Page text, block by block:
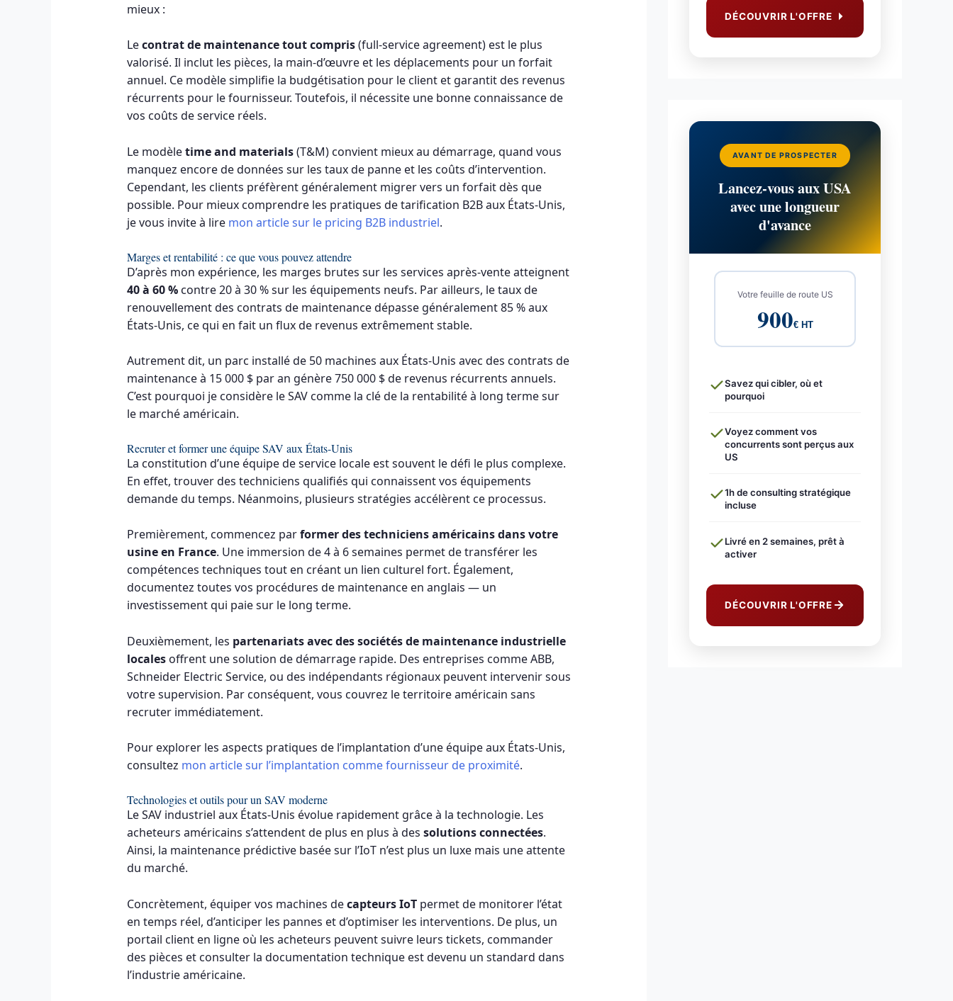
mieux :
Lecontrat de maintenance tout compris(full-service agreement) est le plus
valorisé. Il inclut les pièces, la main-d’œuvre et les déplacements pour un forfait
annuel. Ce modèle simplifie la budgétisation pour le client et garantit des revenus
récurrents pour le fournisseur. Toutefois, il nécessite une bonne connaissance de
vos coûts de service réels.
Le modèletime and materials(T&M) convient mieux au démarrage, quand vous
manquez encore de données sur les taux de panne et les coûts d’intervention.
Cependant, les clients préfèrent généralement migrer vers un forfait dès que
possible. Pour mieux comprendre les pratiques de tarification B2B aux États-Unis,
je vous invite à lire mon article sur le pricing B2B industriel.
Marges et rentabilité : ce que vous pouvez attendre
D’après mon expérience, les marges brutes sur les services après-vente atteignent
40 à 60 %contre 20 à 30 % sur les équipements neufs. Par ailleurs, le taux de
renouvellement des contrats de maintenance dépasse généralement 85 % aux
États-Unis, ce qui en fait un flux de revenus extrêmement stable.
Autrement dit, un parc installé de 50 machines aux États-Unis avec des contrats de
maintenance à 15 000 $ par an génère 750 000 $ de revenus récurrents annuels.
C’est pourquoi je considère le SAV comme la clé de la rentabilité à long terme sur
le marché américain.
Recruter et former une équipe SAV aux États-Unis
La constitution d’une équipe de service locale est souvent le défi le plus complexe.
En effet, trouver des techniciens qualifiés qui connaissent vos équipements
demande du temps. Néanmoins, plusieurs stratégies accélèrent ce processus.
Premièrement, commencez parformer des techniciens américains dans votre
usine en France. Une immersion de 4 à 6 semaines permet de transférer les
compétences techniques tout en créant un lien culturel fort. Également,
documentez toutes vos procédures de maintenance en anglais — un
investissement qui paie sur le long terme.
Deuxièmement, les partenariats avec des sociétés de maintenance industrielle
localesoffrent une solution de démarrage rapide. Des entreprises comme ABB,
Schneider Electric Service, ou des indépendants régionaux peuvent intervenir sous
votre supervision. Par conséquent, vous couvrez le territoire américain sans
recruter immédiatement.
Pour explorer les aspects pratiques de l’implantation d’une équipe aux États-Unis,
consultez mon article sur l’implantation comme fournisseur de proximité.
Technologies et outils pour un SAV moderne
Le SAV industriel aux États-Unis évolue rapidement grâce à la technologie. Les
acheteurs américains s’attendent de plus en plus à des solutions connectées.
Ainsi, la maintenance prédictive basée sur l’IoT n’est plus un luxe mais une attente
du marché.
Concrètement, équiper vos machines decapteurs IoTpermet de monitorer l’état
en temps réel, d’anticiper les pannes et d’optimiser les interventions. De plus, un
portail client en ligne où les acheteurs peuvent suivre leurs tickets, commander
des pièces et consulter la documentation technique est devenu un standard dans
l’industrie américaine.
DÉCOUVRIR L'OFFRE
AVANT DE PROSPECTER
Lancez-vous aux USA
avec une longueur
d'avance
Votre feuille de route US
900€ HT
Savez qui cibler, où et
pourquoi
Voyez comment vos
concurrents sont perçus aux
US
1h de consulting stratégique
incluse
Livré en 2 semaines, prêt à
activer
DÉCOUVRIR L'OFFRE